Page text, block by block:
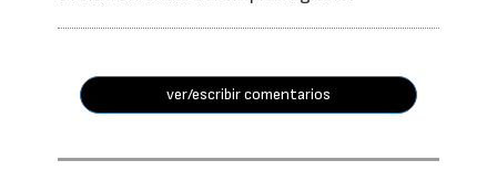
ver/escribir comentarios